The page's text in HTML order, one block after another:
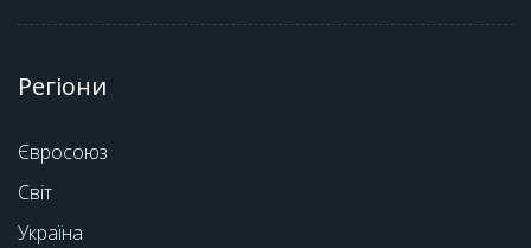
Регіони
Євросоюз
Світ
Україна